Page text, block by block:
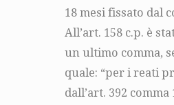
18 mesi fissato dal
All’art. 158 c.p. è
un ultimo comma,
quale: “per i reati
dall’art. 392 comma